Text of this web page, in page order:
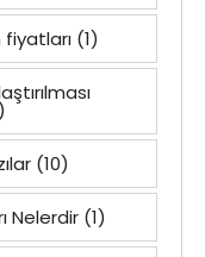
(1)
(10)
Nelerdir(1)